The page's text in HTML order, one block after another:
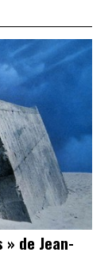
» de Jean-